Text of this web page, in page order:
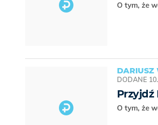
O tym, że
DARIUSZ
DODANE
Przyjdź
O tym, że